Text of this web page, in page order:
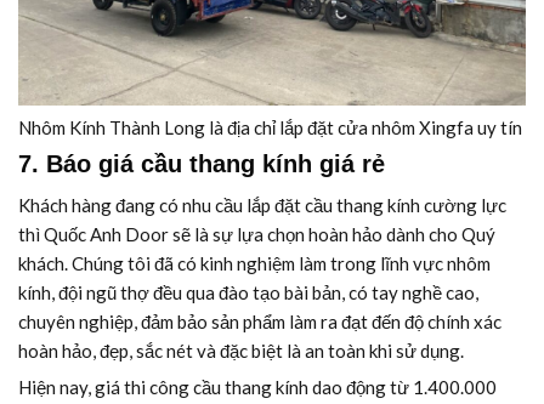
Nhôm Kính Thành Long là địa chỉ lắp đặt cửa nhôm Xingfa uy tín
7. Báo giá cầu thang kính giá rẻ
Khách hàng đang có nhu cầu lắp đặt cầu thang kính cường lực
thì Quốc Anh Door sẽ là sự lựa chọn hoàn hảo dành cho Quý
khách. Chúng tôi đã có kinh nghiệm làm trong lĩnh vực nhôm
kính, đội ngũ thợ đều qua đào tạo bài bản, có tay nghề cao,
chuyên nghiệp, đảm bảo sản phẩm làm ra đạt đến độ chính xác
hoàn hảo, đẹp, sắc nét và đặc biệt là an toàn khi sử dụng.
Hiện nay, giá thi công cầu thang kính dao động từ 1.400.000